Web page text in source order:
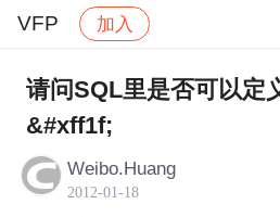
VFP 加入
社区 VFP 帖子详情
请问SQL里是否可以定
&#xff1f;
Weibo.Huang
2012-01-18